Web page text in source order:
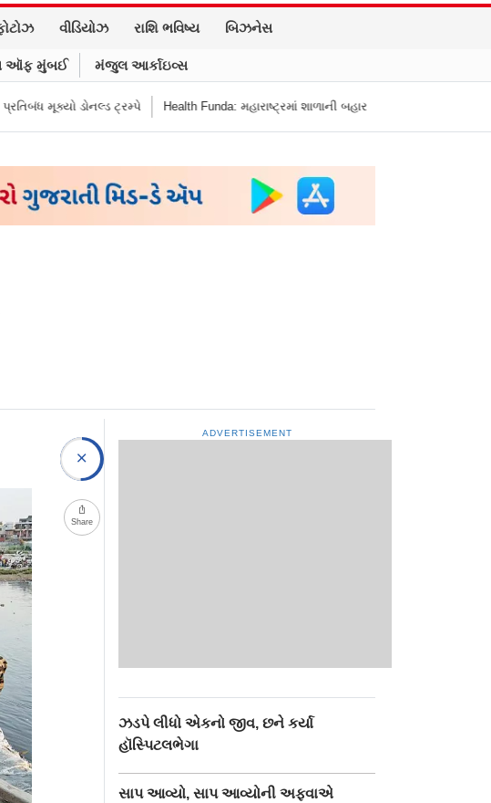
વીડિયોઝ રાશિ ભવિષ્ય બિઝનેસ
ઑફ મુંબઈ મંજુલ આર્કાઇવ્સ
ડોનલ્ડ ટ્રમ્પે Health Funda: મહારાષ્ટ્રમાં શાળાની બહાર જંક ફૂડ બૅન! બાળકોના સ્વાસ્થ્ય
Share
ADVERTISEMENT
ઝડપે લીધો એકનો જીવ, છને કર્યા
હૉસ્પિટલભેગા
સાપ આવ્યો, સાપ આવ્યોની અફવાએ